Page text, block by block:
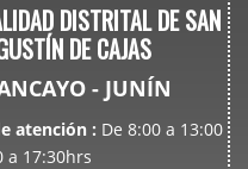
DISTRITAL DE SAN
DE CAJAS
- JUNÍN
atención : De 8:00 a 13:00
a 17:30hrs